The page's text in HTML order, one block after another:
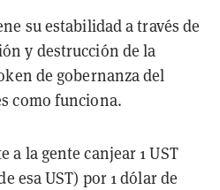
su estabilidad a través de
y destrucción de la
de gobernanza del
como funciona.
a la gente canjear 1 UST
esa UST) por 1 dólar de